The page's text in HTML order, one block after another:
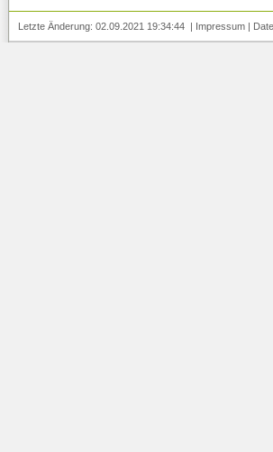
Letzte Änderung: 02.09.2021 19:34:44 | Impressum |